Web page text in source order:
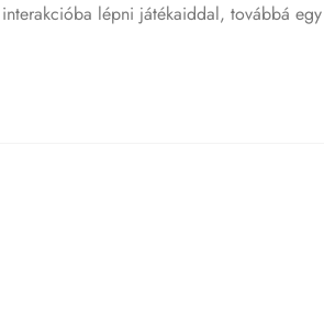
lépni játékaiddal, továbbá